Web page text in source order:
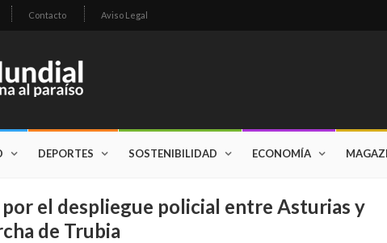
Contacto Aviso Legal
DEPORTES SOSTENIBILIDAD ECONOMÍA
el despliegue policial entre Asturias y
de Trubia